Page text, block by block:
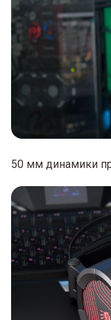
50 мм динамики